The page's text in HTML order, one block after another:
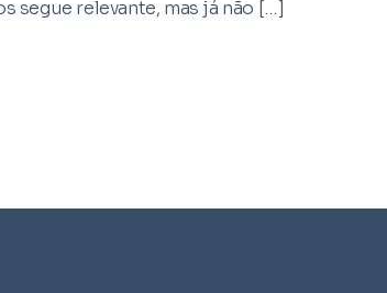
relevante, mas já não […]